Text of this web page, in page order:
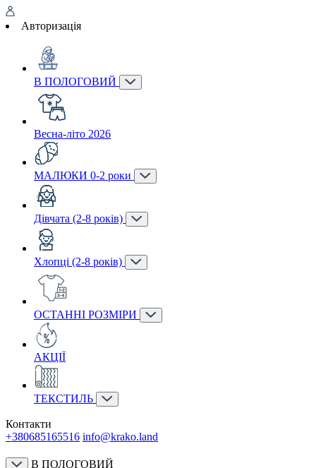
Авторизація
В ПОЛОГОВИЙ
Весна-літо 2026
МАЛЮКИ 0-2 роки
Дівчата (2-8 років)
Хлопці (2-8 років)
ОСТАННІ РОЗМІРИ
АКЦІЇ
ТЕКСТИЛЬ
Контакти
+380685165516 info@krako.land
В ПОЛОГОВИЙ